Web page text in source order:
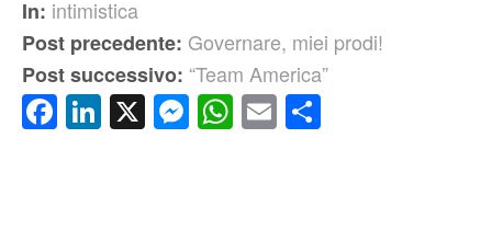
In: intimistica
Post precedente: Governare, miei prodi!
Post successivo: “Team America”
Facebook
LinkedIn
X Messenger
WhatsApp
Email